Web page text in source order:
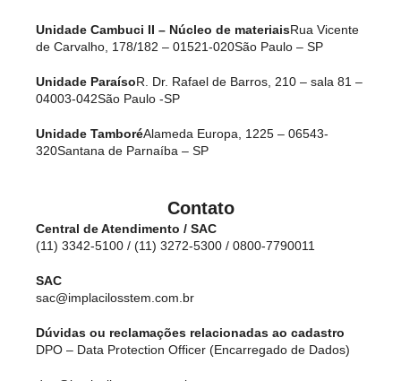
Unidade Cambuci II – Núcleo de materiaisRua Vicente
de Carvalho, 178/182 – 01521-020São Paulo – SP
Unidade ParaísoR. Dr. Rafael de Barros, 210 – sala 81 –
04003-042São Paulo -SP
Unidade TamboréAlameda Europa, 1225 – 06543-
320Santana de Parnaíba – SP
Contato
Central de Atendimento / SAC
(11) 3342-5100 / (11) 3272-5300 / 0800-7790011
SAC
sac@implacilosstem.com.br
Dúvidas ou reclamações relacionadas ao cadastro
DPO – Data Protection Officer (Encarregado de Dados)